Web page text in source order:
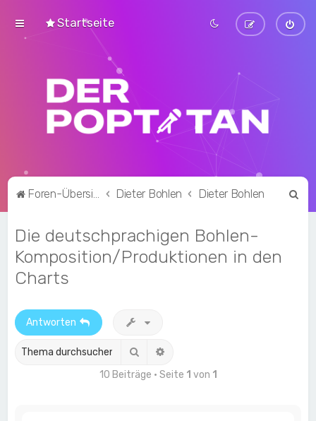
Startseite
Foren-Übersicht Dieter Bohlen Dieter Bohlen
Die deutschprachigen Bohlen-
Komposition/Produktionen in den
Charts
Antworten
Suche
10 Beiträge • Seite 1 von 1